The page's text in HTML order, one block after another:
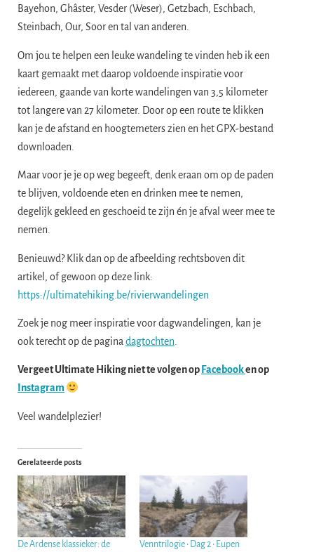
Bayehon, Ghâster, Vesder (Weser), Getzbach, Eschbach,
Steinbach, Our, Soor en tal van anderen.
Om jou te helpen een leuke wandeling te vinden heb ik een
kaart gemaakt met daarop voldoende inspiratie voor
iedereen, gaande van korte wandelingen van 3,5 kilometer
tot langere van 27 kilometer. Door op een route te klikken
kan je de afstand en hoogtemeters zien en het GPX-bestand
downloaden.
Maar voor je je op weg begeeft, denk eraan om op de paden
te blijven, voldoende eten en drinken mee te nemen,
degelijk gekleed en geschoeid te zijn én je afval weer mee te
nemen.
Benieuwd? Klik dan op de afbeelding rechtsboven dit
artikel, of gewoon op deze link:
https://ultimatehiking.be/rivierwandelingen
Zoek je nog meer inspiratie voor dagwandelingen, kan je
ook terecht op de pagina dagtochten
Vergeet Ultimate Hiking niet te volgen opFacebooken op
Instagram
Veel wandelplezier!
Gerelateerde posts
De Ardense klassieker: de
Venntrilogie • Dag 2 • Eupen